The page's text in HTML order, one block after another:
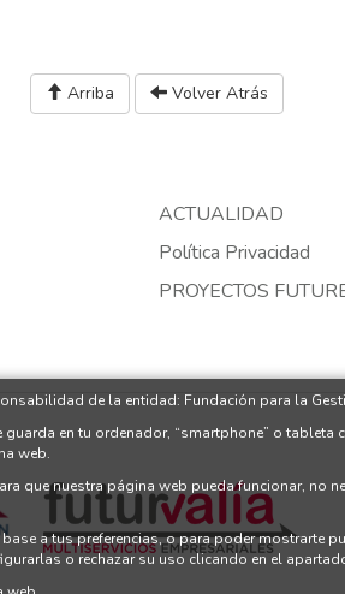
Arriba Volver Atrás
ACTUALIDAD
Política Privacidad
PROYECTOS
de la entidad: Fundación para la
en tu ordenador, “smartphone” o
web.
que nuestra página web pueda funcionar, no
a tus preferencias, o para poder
o rechazar su uso clicando en el apartado